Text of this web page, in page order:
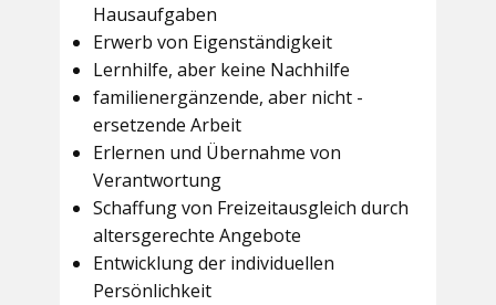
Hausaufgaben
Erwerb von Eigenständigkeit
Lernhilfe, aber keine Nachhilfe
familienergänzende, aber nicht -
ersetzende Arbeit
Erlernen und Übernahme von
Verantwortung
Schaffung von Freizeitausgleich durch
altersgerechte Angebote
Entwicklung der individuellen
Persönlichkeit